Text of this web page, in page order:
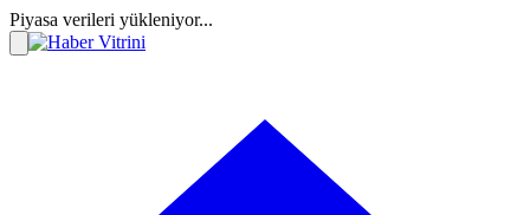
Piyasa verileri yükleniyor...